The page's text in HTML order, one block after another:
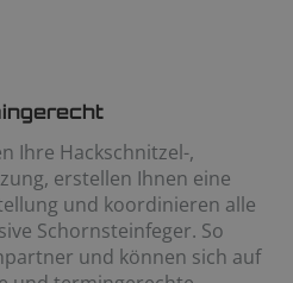
Ihre Hackschnitzel-,
erstellen Ihnen eine
und koordinieren alle
Schornsteinfeger. So
und können sich auf